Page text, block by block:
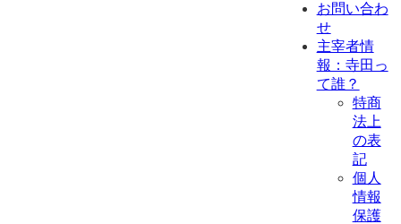
お問い合わ
せ
主宰者情
報：寺田っ
て誰？
特商
法上
の表
記
個人
情報
保護